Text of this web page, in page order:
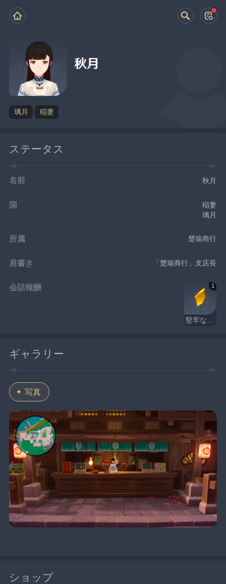
秋月
璃月 稲妻
ステータス
名前 秋月
国
稲妻
璃月
所属 楚瑜商行
肩書き 「楚瑜商行」支店長
会話報酬 1
ギャラリー
写真
ショップ